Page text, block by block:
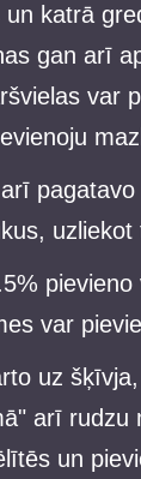
katrā
gan arī
var
var
uz
arī rudzu
un